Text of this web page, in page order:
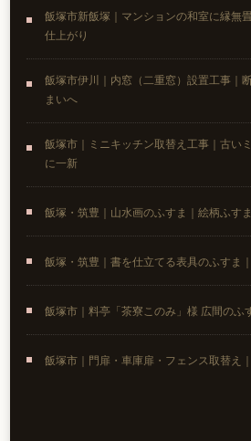
飯塚市新飯塚｜マンションの和室に縁無
仕上がり
飯塚市伊川｜内窓（二重窓）設置工事｜
まいへ
飯塚市｜ミニキッチン取替え工事｜古い
に一新
飯塚・筑豊｜山水画のふすま｜絵柄ふす
飯塚・筑豊｜書を仕立てる表具のふすま
飯塚市｜料亭「茶寮このみ」様 広間のふ
飯塚市｜門扉・車庫扉・フェンス取替え